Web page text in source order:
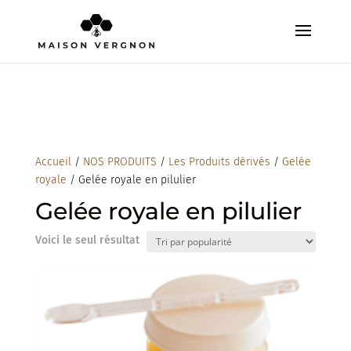
Accueil/ NOS PRODUITS / Les Produits dérivés / Gelée
royale / Gelée royale en pilulier
Gelée royale en pilulier
Voici le seul résultat